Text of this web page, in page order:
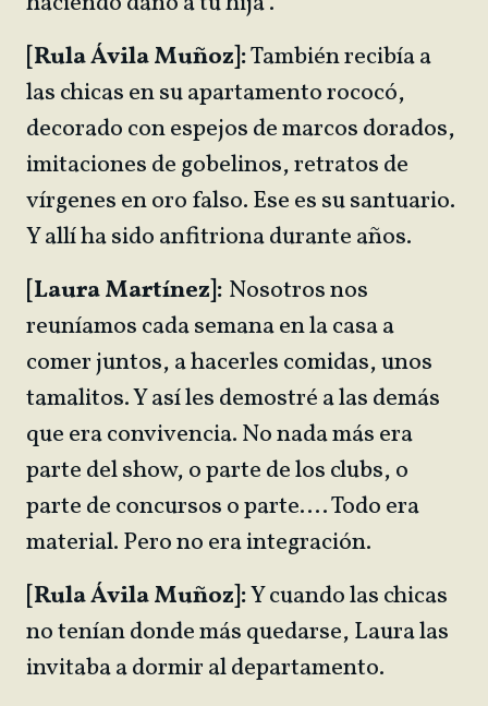
[Rula Ávila Muñoz]:También recibía a
las chicas en su apartamento rococó,
decorado con espejos de marcos dorados,
imitaciones de gobelinos, retratos de
vírgenes en oro falso. Ese es su santuario.
Y allí ha sido anfitriona durante años.
[Laura Martínez]: Nosotros nos
reuníamos cada semana en la casa a
comer juntos, a hacerles comidas, unos
tamalitos. Y así les demostré a las demás
que era convivencia. No nada más era
parte del show, o parte de los clubs, o
parte de concursos o parte…. Todo era
material. Pero no era integración.
[Rula Ávila Muñoz]:Y cuando las chicas
no tenían donde más quedarse, Laura las
invitaba a dormir al departamento.